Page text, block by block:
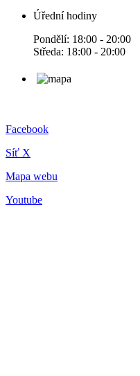
Úřední hodiny
Pondělí: 18:00 - 20:00
Středa: 18:00 - 20:00
Facebook
Síť X
Mapa webu
Youtube